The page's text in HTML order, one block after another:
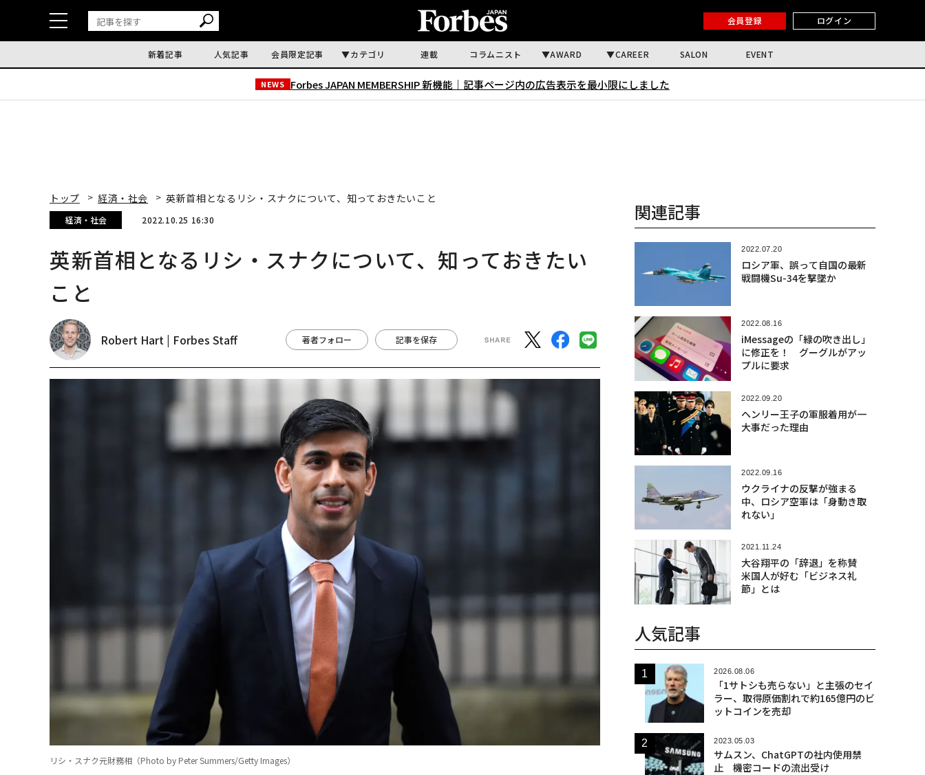
会員登録 ログイン
新着記事 人気記事 会員限定記事 カテゴリ 連載 コラムニスト AWARD CAREER SALON EVENT
NEWS Forbes JAPAN MEMBERSHIP 新機能｜ 記事ページ内の広告表示を最小限にしました
トップ 経済・社会 英新首相となるリシ・スナクについて、知っておきたいこと
経済・社会 2022.10.25 16:30
英新首相となるリシ・スナクについて、知っておきたい
こと
Robert Hart | Forbes Staff 著者フォロー 記事を保存
リシ・スナク元財務相（Photo by Peter Summers/Getty Images）
関連記事
2022.07.20
ロシア軍、誤って自国の最新
戦闘機Su-34を撃墜か
2022.08.16
iMessageの「緑の吹き出し」
に修正を！ グーグルがアッ
プルに要求
2022.09.20
ヘンリー王子の軍服着用が一
大事だった理由
2022.09.16
ウクライナの反撃が強まる
中、ロシア空軍は「身動き取
れない」
2021.11.24
大谷翔平の「辞退」を称賛
米国人が好む「ビジネス礼
節」とは
人気記事
2026.08.06
「1サトシも売らない」と主張のセイ
ラー、取得原価割れで約165億円のビ
ットコインを売却
2023.05.03
サムスン、ChatGPTの社内使用禁
止 機密コードの流出受け